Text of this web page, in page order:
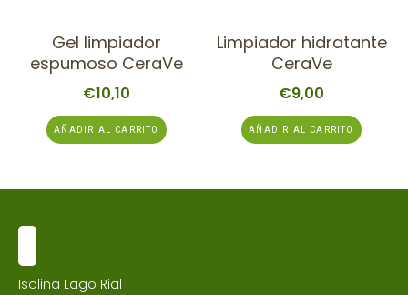
Gel limpiador
espumoso CeraVe
€10,10
AÑADIR AL CARRITO
Limpiador hidratante
CeraVe
€9,00
AÑADIR AL CARRITO
Isolina Lago Rial